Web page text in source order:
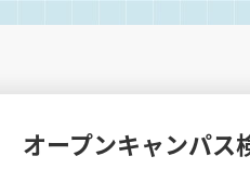
オープンキャンパス